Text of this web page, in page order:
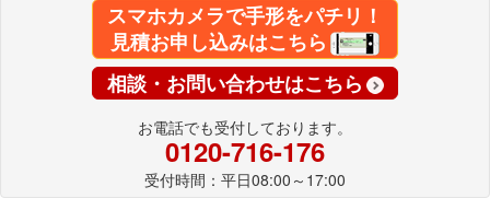
スマホカメラで手形をパチリ！
見積お申し込みはこちら
相談・お問い合わせはこちら
お電話でも受付しております。
0120-716-176
受付時間：平日08:00～17:00